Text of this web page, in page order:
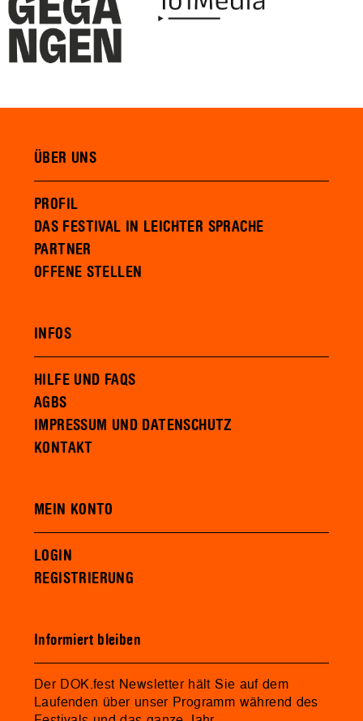
ÜBER UNS
PROFIL
DAS FESTIVAL IN LEICHTER SPRACHE
PARTNER
OFFENE STELLEN
INFOS
HILFE UND FAQS
AGBS
IMPRESSUM UND DATENSCHUTZ
KONTAKT
MEIN KONTO
LOGIN
REGISTRIERUNG
Informiert bleiben
Der DOK.fest Newsletter hält Sie auf dem
Laufenden über unser Programm während des